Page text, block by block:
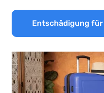
Entschädigung